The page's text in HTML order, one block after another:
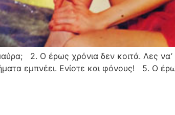
2. Ο έρως χρόνια δεν κοιτά. Λες
εμπνέει. Ενίοτε και φόνους! 5. Ο